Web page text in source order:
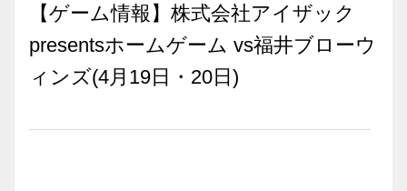
【ゲーム情報】株式会社アイザック
presentsホームゲーム vs福井ブローウ
ィンズ(4月19日・20日)